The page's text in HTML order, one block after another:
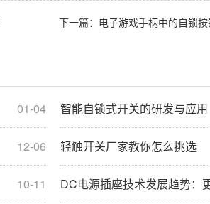
下一篇：电子游戏手柄中的自锁
01-04 智能自锁式开关的研发与应用
12-06 轻触开关厂家教你怎么挑选
10-11 DC电源插座技术发展趋势：